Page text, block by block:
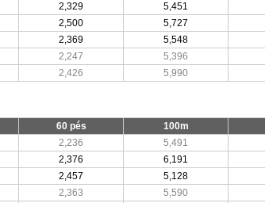
2,329 5,451
2,500 5,727
2,369 5,548
2,247 5,396
2,426 5,990
60 pés 100m
2,236 5,491
2,376 6,191
2,457 5,128
2,363 5,590